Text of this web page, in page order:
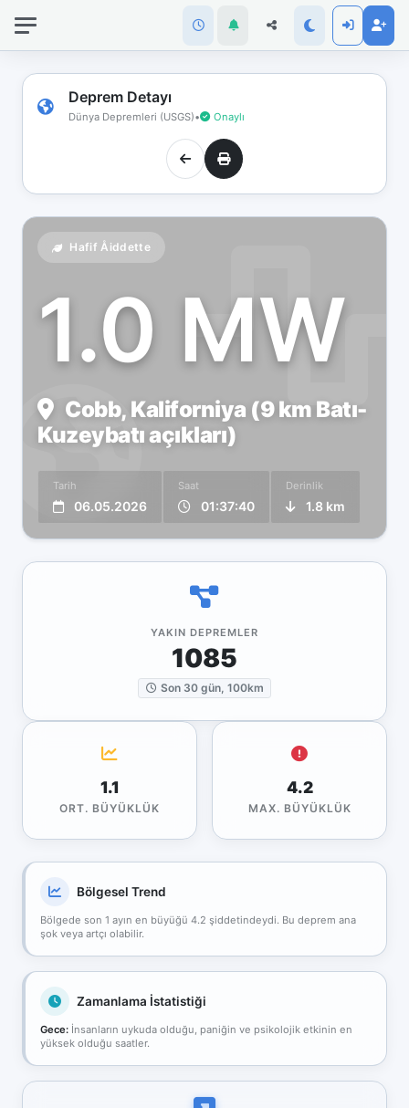
Deprem Detayı
Dünya Depremleri (USGS)• Onaylı
Hafif Åiddette
1.0 MW
Cobb, Kaliforniya (9 km Batı-
Kuzeybatı açıkları)
Tarih
06.05.2026
Saat
01:37:40
Derinlik
1.8 km
YAKIN DEPREMLER
1085
Son 30 gün, 100km
1.1
ORT. BÜYÜKLÜK
4.2
MAX. BÜYÜKLÜK
Bölgesel Trend
Bölgede son 1 ayın en büyüğü 4.2 şiddetindeydi. Bu deprem ana
şok veya artçı olabilir.
Zamanlama İstatistiği
Gece: İnsanların uykuda olduğu, paniğin ve psikolojik etkinin en
yüksek olduğu saatler.
bağlantınız
koptu!
Çevrimdışı
moddasınız.